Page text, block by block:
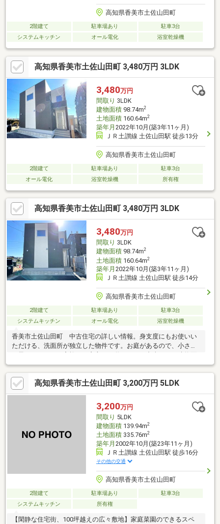
高知県香美市土佐山田町
2階建て 駐車場あり
駐車3台
システムキッチン
オール電化 浴室乾燥機
高知県香美市土佐山田町 3,480万円 3LDK
3,480万円
間取り 3LDK
建物面積98.74m2
土地面積160.64m2
築年月 2022年10月(築3年11ヶ月)
ＪＲ土讃線 土佐山田駅 徒歩13分
高知県香美市土佐山田町
2階建て 駐車場あり
駐車3台
オール電化
浴室乾燥機 所有権
高知県香美市土佐山田町 3,480万円 3LDK
3,480万円
間取り 3LDK
建物面積98.74m2
土地面積160.64m2
築年月 2022年10月(築3年11ヶ月)
ＪＲ土讃線 土佐山田駅 徒歩14分
高知県香美市土佐山田町
2階建て 駐車場あり
駐車3台
システムキッチン
オール電化 浴室乾燥機
香美市土佐山田町 中古住宅の詳しい情報。身支度にもお使いい
ただける、洗面所が独立した物件です。お庭があるので、小さい
積が98.74㎡でスペースが十分のファミリーにもおすすめの物件で
す。駅から少し離れた、駅徒歩14分の物件です。設備も充実で、
快適な生活を送る事のできる、中古の戸建て物件。皆で仲良く生
活できる3LDKの物件情報はこちらです。
高知県香美市土佐山田町 3,200万円 5LDK
3,200万円
間取り 5LDK
建物面積139.94m2
土地面積335.76m2
築年月 2002年10月(築23年11ヶ月)
ＪＲ土讃線 土佐山田駅 徒歩16分
その他の交通
高知県香美市土佐山田町
2階建て 駐車場あり
駐車3台
システムキッチン
所有権
【閑静な住宅街、100坪越えの広々敷地】家庭菜園のできるスペ